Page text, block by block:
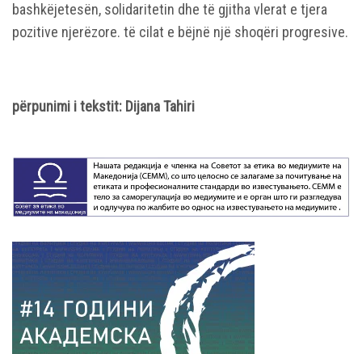
bashkëjetesën, solidaritetin dhe të gjitha vlerat e tjera
pozitive njerëzore. të cilat e bëjnë një shoqëri progresive.
përpunimi i tekstit: Diјana Tahiri